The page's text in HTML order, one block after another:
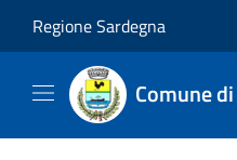
Regione Sardegna
Comune